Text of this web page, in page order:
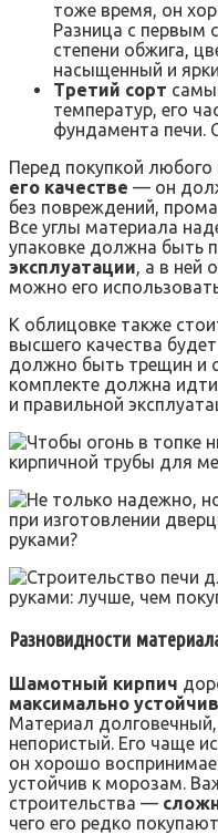
тоже время, он
Разница с первым
степени обжига,
насыщенный и
Третий сорт
температур, его
фундамента печи.
Перед покупкой любого
его качестве — он
без повреждений,
Все углы материала
упаковке должна быть
эксплуатации, а в ней
можно его
К облицовке также
высшего качества
должно быть трещин и
комплекте должна
и правильной
Разновидности
Шамотный кирпич
максимально
Материал
непористый. Его чаще
он хорошо
устойчив к морозам.
строительства —
чего его редко